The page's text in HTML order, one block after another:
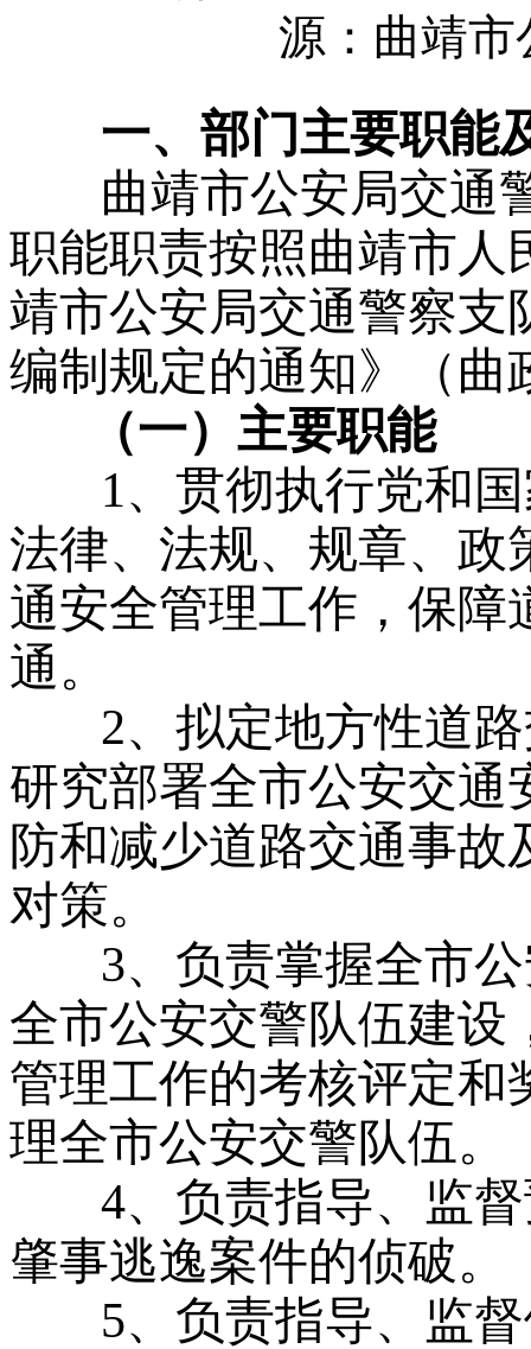
源：曲靖
一、部门主要职能
曲靖市公安局交通
职能职责按照曲靖市人
靖市公安局交通警察支
编制规定的通知》（曲
（一）主要职能
1、贯彻执行党和
法律、法规、规章、政
通安全管理工作，保障
通。
2、拟定地方性道
研究部署全市公安交通
防和减少道路交通事
对策。
3、负责掌握全市
全市公安交警队伍建设
管理工作的考核评定和
理全市公安交警队伍。
4、负责指导、监
肇事逃逸案件的侦破。
5、负责指导、监